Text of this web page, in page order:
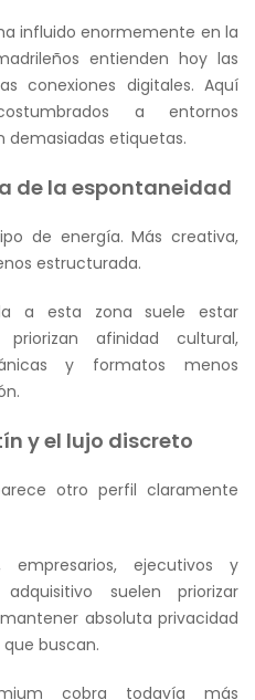
influido enormemente en la
entienden hoy las
conexiones digitales. Aquí
a entornos
demasiadas etiquetas.
de la espontaneidad
de energía. Más creativa,
estructurada.
a esta zona suele estar
afinidad cultural,
y formatos menos
y el lujo discreto
otro perfil claramente
empresarios, ejecutivos y
suelen priorizar
absoluta privacidad
buscan.
cobra todavía más